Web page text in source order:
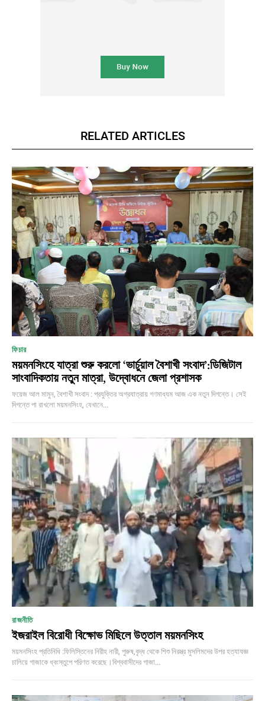
RELATED ARTICLES
ফিচার
ময়মনসিংহে যাত্রা শুরু করলো ‘ভার্চুয়াল বৈশাখী সংবাদ’:ডিজিটাল
সাংবাদিকতায় নতুন মাত্রা, উদ্বোধনে জেলা প্রশাসক
ফয়েজ আল মামুন, বৈশাখী সংবাদ : প্রযুক্তির অগ্রযাত্রায় গণমাধ্যম আজ এক নতুন দিগন্তে। সেই
দিগন্তে পা রাখলো ময়মনসিংহ, যেখানে...
রাজনীতি
ইজরাইল বিরোধী বিক্ষোভ মিছিলে উত্তাল ময়মনসিংহ
ময়মনসিংহ প্রতিনিধি :ফিলিস্তিনের নিরীহ নারী, পুরুষ,বৃদ্ধ থেকে শিশু নিরস্ত্র মুসলিমদের উপর হত্যাযজ্ঞ
চালিয়ে গাজাকে ধ্বংস্তুপে পরিণত করেছে।বিশ্ববাসীদের গাজা...